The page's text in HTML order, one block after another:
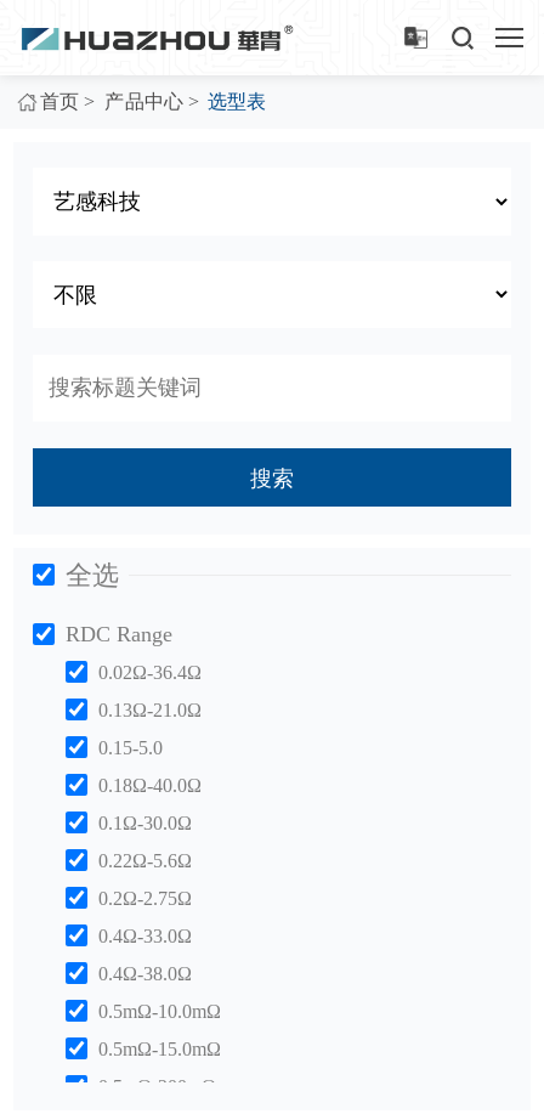
首页 > 产品中心 > 选型表
搜索
全选
RDC Range
0.02Ω-36.4Ω
0.13Ω-21.0Ω
0.15-5.0
0.18Ω-40.0Ω
0.1Ω-30.0Ω
0.22Ω-5.6Ω
0.2Ω-2.75Ω
0.4Ω-33.0Ω
0.4Ω-38.0Ω
0.5mΩ-10.0mΩ
0.5mΩ-15.0mΩ
0.5mΩ-200mΩ